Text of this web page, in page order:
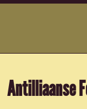
Antilliaanse